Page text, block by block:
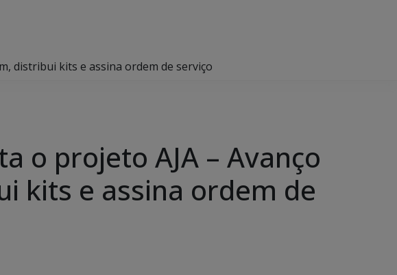
distribui kits e assina ordem de serviço
o projeto AJA – Avanço
kits e assina ordem de